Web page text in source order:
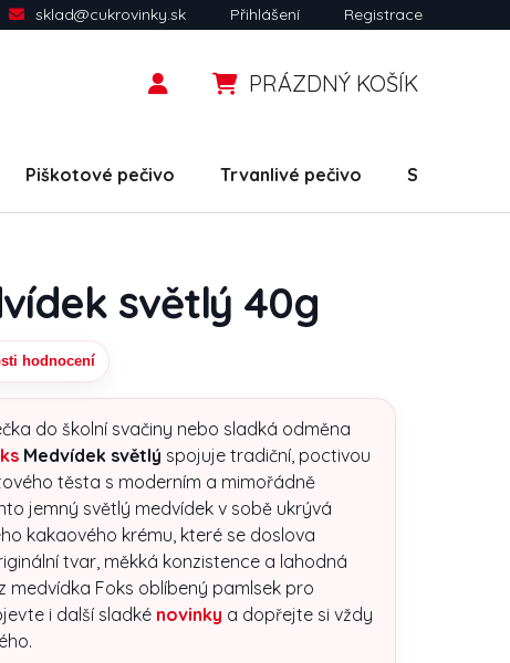
sklad@cukrovinky.sk Přihlášení Registrace
PRÁZDNÝ KOŠÍK
Piškotové pečivo Trvanlivé pečivo Slané
světlý 40g
je 0,0 z 5 hvězdiček.
hodnocení
do školní svačiny nebo sladká odměna
Medvídek světlý spojuje tradiční, poctivou
těsta s moderním a mimořádně
jemný světlý medvídek v sobě ukrývá
kakaového krému, které se doslova
tvar, měkká konzistence a lahodná
medvídka Foks oblíbený pamlsek pro
i další sladké novinky a dopřejte si vždy